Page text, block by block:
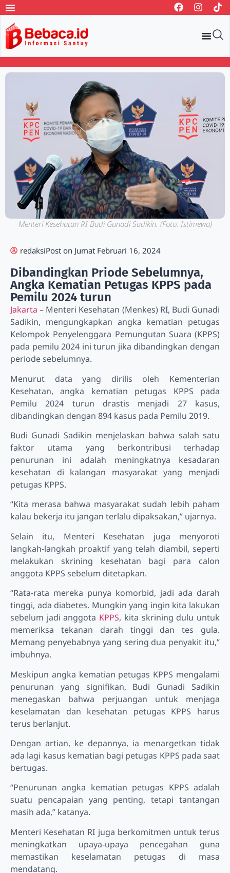
Menteri Kesehatan RI Budi Gunadi Sadikin. (Foto: Istimewa)
redaksiPost on Jumat Februari 16, 2024
Dibandingkan Priode Sebelumnya,
Angka Kematian Petugas KPPS pada
Pemilu 2024 turun
Jakarta– Menteri Kesehatan (Menkes) RI, Budi Gunadi
Sadikin, mengungkapkan angka kematian petugas
Kelompok Penyelenggara Pemungutan Suara (KPPS)
pada pemilu 2024 ini turun jika dibandingkan dengan
periode sebelumnya.
Menurut data yang dirilis oleh Kementerian
Kesehatan, angka kematian petugas KPPS pada
Pemilu 2024 turun drastis menjadi 27 kasus,
dibandingkan dengan 894 kasus pada Pemilu 2019.
Budi Gunadi Sadikin menjelaskan bahwa salah satu
faktor utama yang berkontribusi terhadap
penurunan ini adalah meningkatnya kesadaran
kesehatan di kalangan masyarakat yang menjadi
petugas KPPS.
“Kita merasa bahwa masyarakat sudah lebih paham
kalau bekerja itu jangan terlalu dipaksakan,” ujarnya.
Selain itu, Menteri Kesehatan juga menyoroti
langkah-langkah proaktif yang telah diambil, seperti
melakukan skrining kesehatan bagi para calon
anggota KPPS sebelum ditetapkan.
“Rata-rata mereka punya komorbid, jadi ada darah
tinggi, ada diabetes. Mungkin yang ingin kita lakukan
sebelum jadi anggota KPPS, kita skrining dulu untuk
memeriksa tekanan darah tinggi dan tes gula.
Memang penyebabnya yang sering dua penyakit itu,”
imbuhnya.
Meskipun angka kematian petugas KPPS mengalami
penurunan yang signifikan, Budi Gunadi Sadikin
menegaskan bahwa perjuangan untuk menjaga
keselamatan dan kesehatan petugas KPPS harus
terus berlanjut.
Dengan artian, ke depannya, ia menargetkan tidak
ada lagi kasus kematian bagi petugas KPPS pada saat
bertugas.
“Penurunan angka kematian petugas KPPS adalah
suatu pencapaian yang penting, tetapi tantangan
masih ada,” katanya.
Menteri Kesehatan RI juga berkomitmen untuk terus
meningkatkan upaya-upaya pencegahan guna
memastikan keselamatan petugas di masa
mendatang.